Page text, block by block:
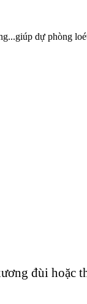
dự phòng
đùi hoặc